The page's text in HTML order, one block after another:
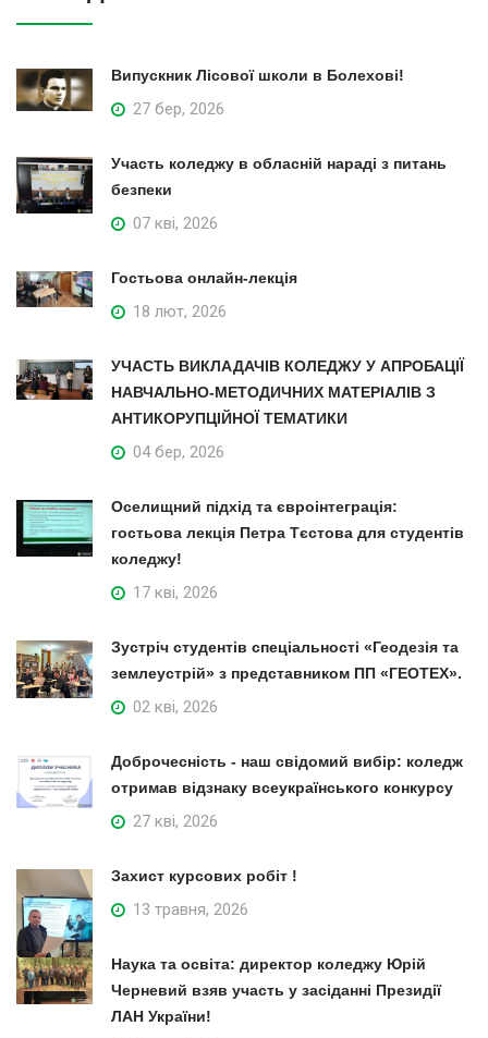
Випускник Лісової школи в Болехові!
27 бер, 2026
Участь коледжу в обласній нараді з питань
безпеки
07 кві, 2026
Гостьова онлайн-лекція
18 лют, 2026
УЧАСТЬ ВИКЛАДАЧІВ КОЛЕДЖУ У АПРОБАЦІЇ
НАВЧАЛЬНО-МЕТОДИЧНИХ МАТЕРІАЛІВ З
АНТИКОРУПЦІЙНОЇ ТЕМАТИКИ
04 бер, 2026
Оселищний підхід та євроінтеграція:
гостьова лекція Петра Тєстова для студентів
коледжу!
17 кві, 2026
Зустріч студентів спеціальності «Геодезія та
землеустрій» з представником ПП «ГЕОТЕХ».
02 кві, 2026
Доброчесність - наш свідомий вибір: коледж
отримав відзнаку всеукраїнського конкурсу
27 кві, 2026
Захист курсових робіт !
13 травня, 2026
Наука та освіта: директор коледжу Юрій
Черневий взяв участь у засіданні Президії
ЛАН України!